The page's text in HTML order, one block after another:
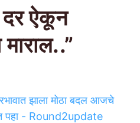
ऐकून
झाला मोठा बदल आजचे
पहा - Round2update